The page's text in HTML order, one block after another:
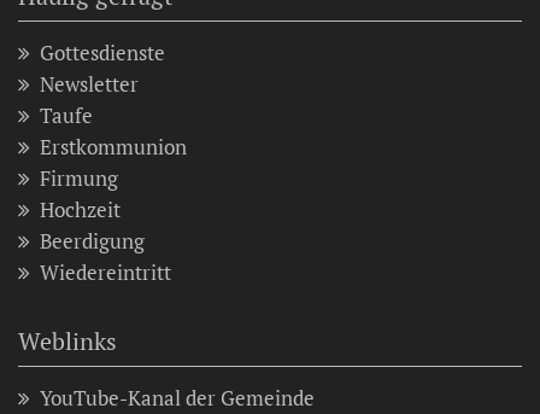
Gottesdienste
Newsletter
Taufe
Erstkommunion
Firmung
Hochzeit
Beerdigung
Wiedereintritt
Weblinks
YouTube-Kanal der Gemeinde